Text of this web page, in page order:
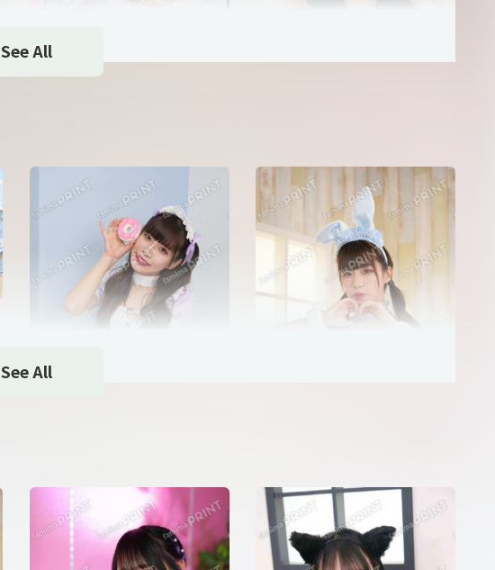
今田 希（dela）07 今田 希（dela）08
佐々木美乃里（dela mode
佐々木美乃里（dela mode
本多 もか（dela）07 本多 もか（dela）08
See All
See All